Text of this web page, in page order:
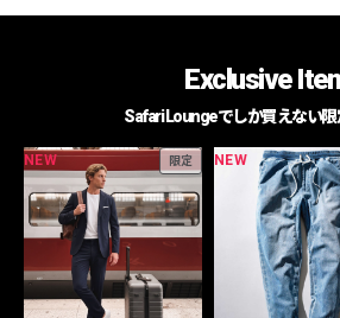
Exclusive
Safari Loungeでしか買えない限
NEW 限定 NEW